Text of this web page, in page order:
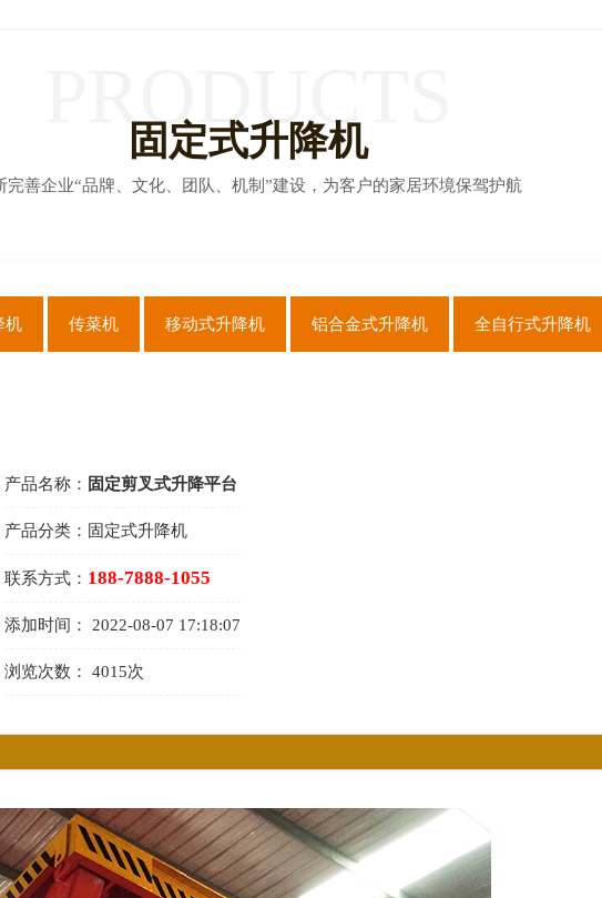
PRODUCTS
固定式升降机
完善企业“品牌、文化、团队、机制”建设，为客户的家居环境保驾护航
机 传菜机 移动式升降机 铝合金式升降机 全自行式升降机
产品名称： 固定剪叉式升降平台
产品分类： 固定式升降机
联系方式： 188-7888-1055
添加时间： 2022-08-07 17:18:07
浏览次数： 4015次